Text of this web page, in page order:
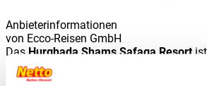
Anbieterinformationen
von Ecco-Reisen GmbH
Das Hurghada Shams Safaga Resort
Entspannung direkt am kristallklaren
in die ruhige Küstenlandschaft von